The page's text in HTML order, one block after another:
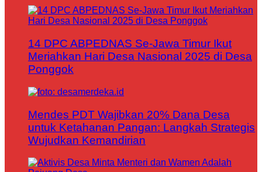
14 DPC ABPEDNAS Se-Jawa Timur Ikut
Meriahkan Hari Desa Nasional 2025 di Desa
Ponggok
Mendes PDT Wajibkan 20% Dana Desa
untuk Ketahanan Pangan: Langkah Strategis
Wujudkan Kemandirian